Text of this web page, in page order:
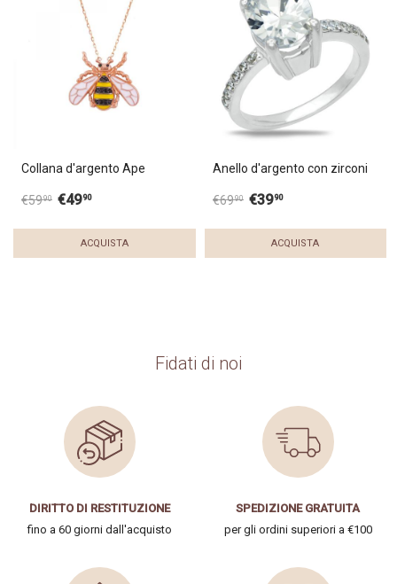
Collana d'argento Ape
€5990 €4990
ACQUISTA
Anello d'argento con zirconi
€6990 €3990
ACQUISTA
Fidati di noi
DIRITTO DI RESTITUZIONE
fino a 60 giorni dall'acquisto
SPEDIZIONE GRATUITA
per gli ordini superiori a €100